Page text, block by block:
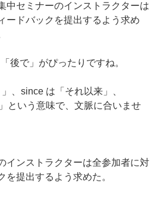
中セミナーのインストラクターは
ードバックを提出するよう求め
後で」がぴったりですね。
、since は「それ以来」、
という意味で、文脈に合いませ
インストラクターは全参加者に対
を提出するよう求めた。